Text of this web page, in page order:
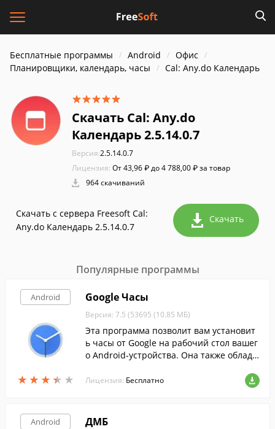
Бесплатные программы Android
Офис
Планировщики, календарь, часы
Cal: Any.do Календарь
Скачать Cal: Any.do
Календарь 2.5.14.0.7
Версия:2.5.14.0.7
Лицензия: От 43,96 ₽ до 4 788,00 ₽ за товар
964 скачиваний
Скачать с сервера Freesoft Cal:
Any.do Календарь 2.5.14.0.7
Скачать
Популярные программы
Android
★ ★ ★ ★ ★
★ ★ ★ ★ ★
Google Часы
Версия: 7.5 (53695 (10.85 МБ)
Эта программа позволит вам установит
ь часы от Google на рабочий стол вашег
о Android-устройства. Она также облада
кундомера.
Лицензия: Бесплатно
Android ДМБ